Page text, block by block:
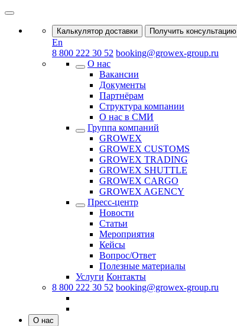
Калькулятор доставки Получить консультацию
En
8 800 222 30 52 booking@growex-group.ru
О нас
Вакансии
Документы
Партнёрам
Структура компании
О нас в СМИ
Группа компаний
GROWEX
GROWEX CUSTOMS
GROWEX TRADING
GROWEX SHUTTLE
GROWEX CARGO
GROWEX AGENCY
Пресс-центр
Новости
Статьи
Мероприятия
Кейсы
Вопрос/Ответ
Полезные материалы
Услуги Контакты
8 800 222 30 52 booking@growex-group.ru
О нас